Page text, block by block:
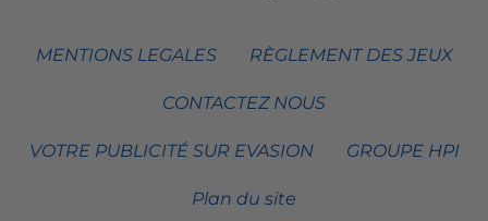
MENTIONS LEGALES RÈGLEMENT DES JEUX
CONTACTEZ NOUS
VOTRE PUBLICITÉ SUR EVASION GROUPE HPI
Plan du site